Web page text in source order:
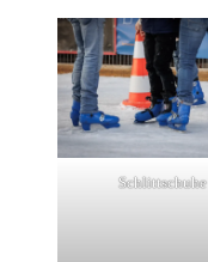
Schlittschuhe